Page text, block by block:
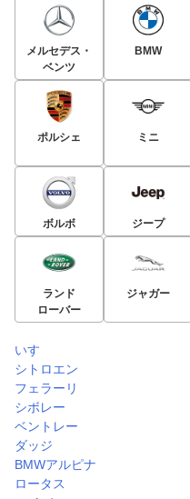
メルセデス・
ベンツ
BMW
ポルシェ ミニ
ボルボ ジープ
ランド
ローバー
ジャガー
いすゞ
シトロエン
フェラーリ
シボレー
ベントレー
ダッジ
BMWアルピナ
ロータス